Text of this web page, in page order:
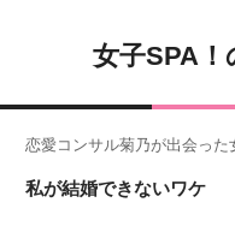
女子SPA！
恋愛コンサル菊乃が出会った
私が結婚できないワケ